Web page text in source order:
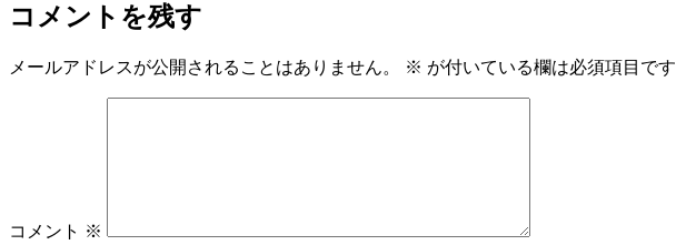
コメントを残す
メールアドレスが公開されることはありません。 ※ が付いている欄は必須項目です
コメント ※